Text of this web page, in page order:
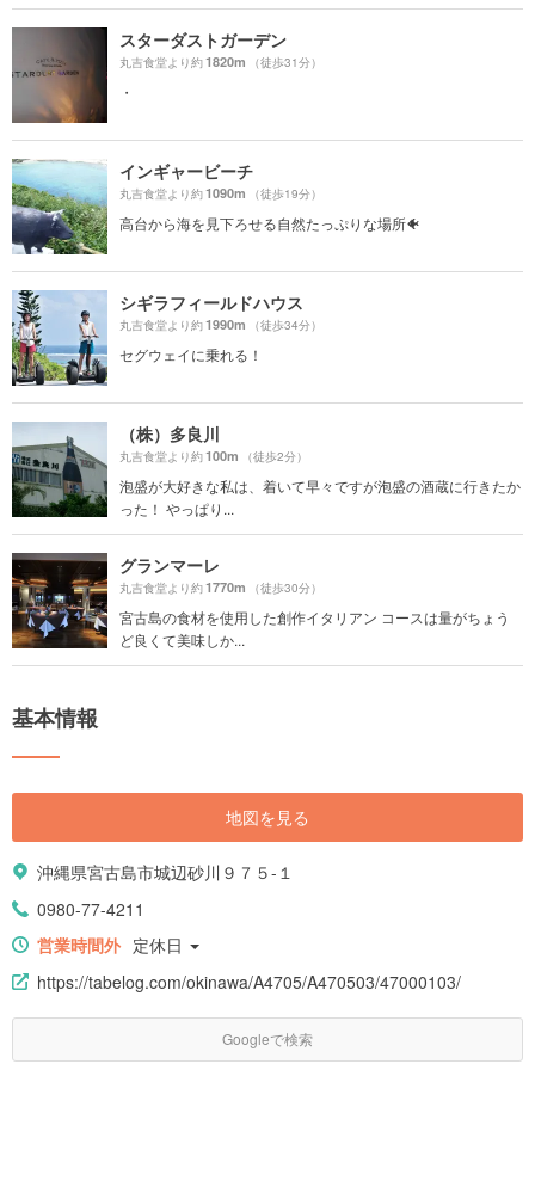
スターダストガーデン
丸吉食堂より約1820m （徒歩31分）
・
インギャービーチ
丸吉食堂より約1090m （徒歩19分）
高台から海を見下ろせる自然たっぷりな場所🐠
シギラフィールドハウス
丸吉食堂より約1990m （徒歩34分）
セグウェイに乗れる！
（株）多良川
丸吉食堂より約100m （徒歩2分）
泡盛が大好きな私は、着いて早々ですが泡盛の酒蔵に行きたか
った！ やっぱり...
グランマーレ
丸吉食堂より約1770m （徒歩30分）
宮古島の食材を使用した創作イタリアン コースは量がちょう
ど良くて美味しか...
基本情報
地図を見る
沖縄県宮古島市城辺砂川９７５-１
0980-77-4211
営業時間外 定休日
https://tabelog.com/okinawa/A4705/A470503/47000103/
Googleで検索